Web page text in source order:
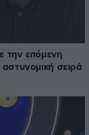
την επόμενη
σειρά